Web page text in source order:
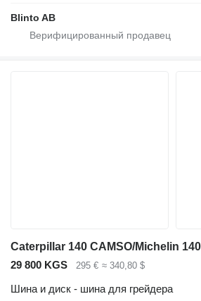
Blinto AB
Caterpillar 140 CAMSO/Michelin
29 800 KGS
295 € ≈ 340,80 $
Шина и диск - шина для грейдера